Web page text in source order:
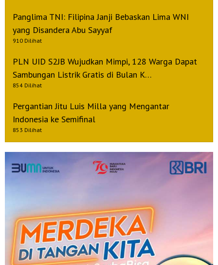
Panglima TNI: Filipina Janji Bebaskan Lima WNI
yang Disandera Abu Sayyaf
910 Dilihat
PLN UID S2JB Wujudkan Mimpi, 128 Warga Dapat
Sambungan Listrik Gratis di Bulan K…
854 Dilihat
Pergantian Jitu Luis Milla yang Mengantar
Indonesia ke Semifinal
853 Dilihat